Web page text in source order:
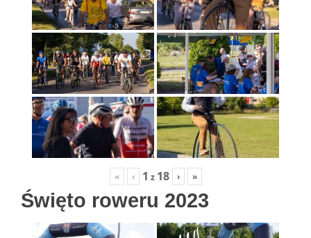
« ‹ 1 z 18 › »
Święto roweru 2023